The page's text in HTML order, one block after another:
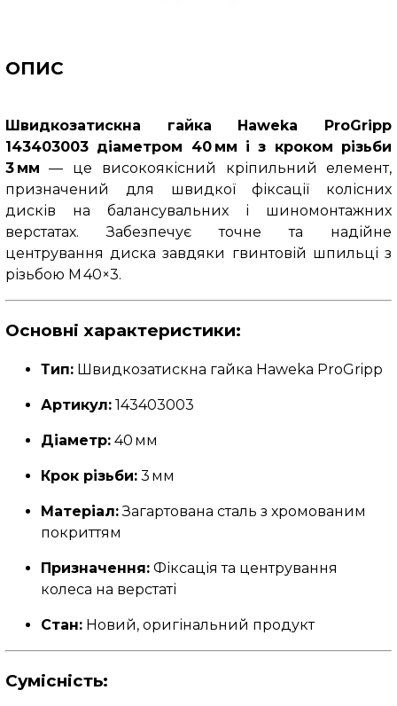
ОПИС
Швидкозатискна гайка Haweka ProGripp
143403003 діаметром 40 мм і з кроком різьби
3 мм — це високоякісний кріпильний елемент,
призначений для швидкої фіксації колісних
дисків на балансувальних і шиномонтажних
верстатах. Забезпечує точне та надійне
центрування диска завдяки гвинтовій шпильці з
різьбою M 40×3.
Основні характеристики:
Тип:Швидкозатискна гайка Haweka ProGripp
Артикул:143403003
Діаметр:40 мм
Крок різьби:3 мм
Матеріал:Загартована сталь з хромованим
покриттям
Призначення:Фіксація та центрування
колеса на верстаті
Стан:Новий, оригінальний продукт
Сумісність: